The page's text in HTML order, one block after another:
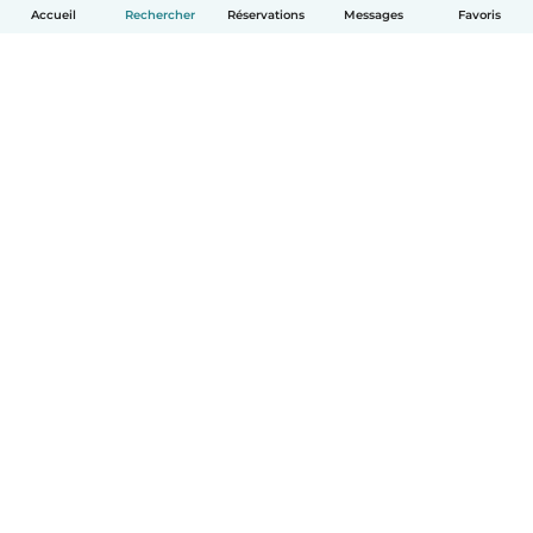
Accueil Rechercher Réservations Messages Favoris